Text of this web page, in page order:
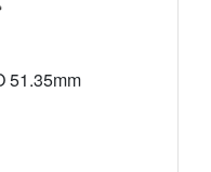
51.35mm